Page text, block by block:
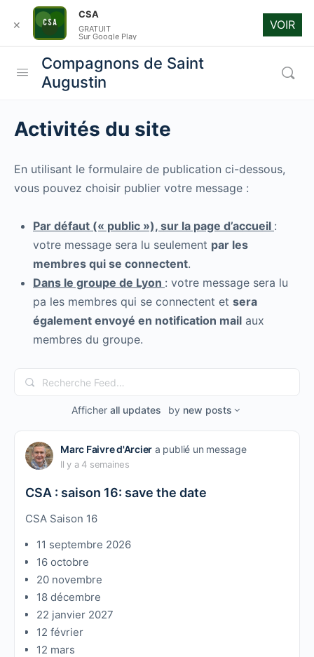
Compagnons de Saint
Augustin
Activités du site
En utilisant le formulaire de publication ci-dessous,
vous pouvez choisir publier votre message :
Par défaut (« public »), sur la page d’accueil :
votre message sera lu seulement par les
membres qui se connectent.
Dans le groupe de Lyon : votre message sera lu
pa les membres qui se connectent et sera
également envoyé en notification mail aux
membres du groupe.
Recherche
Feed…
Afficher all updates by new posts
Marc Faivre d'Arcier a publié un message
Il y a 4 semaines
CSA : saison 16: save the date
CSA Saison 16
11 septembre 2026
16 octobre
20 novembre
18 décembre
22 janvier 2027
12 février
12 mars
✕
CSA
GRATUIT
Sur Google Play
VOIR